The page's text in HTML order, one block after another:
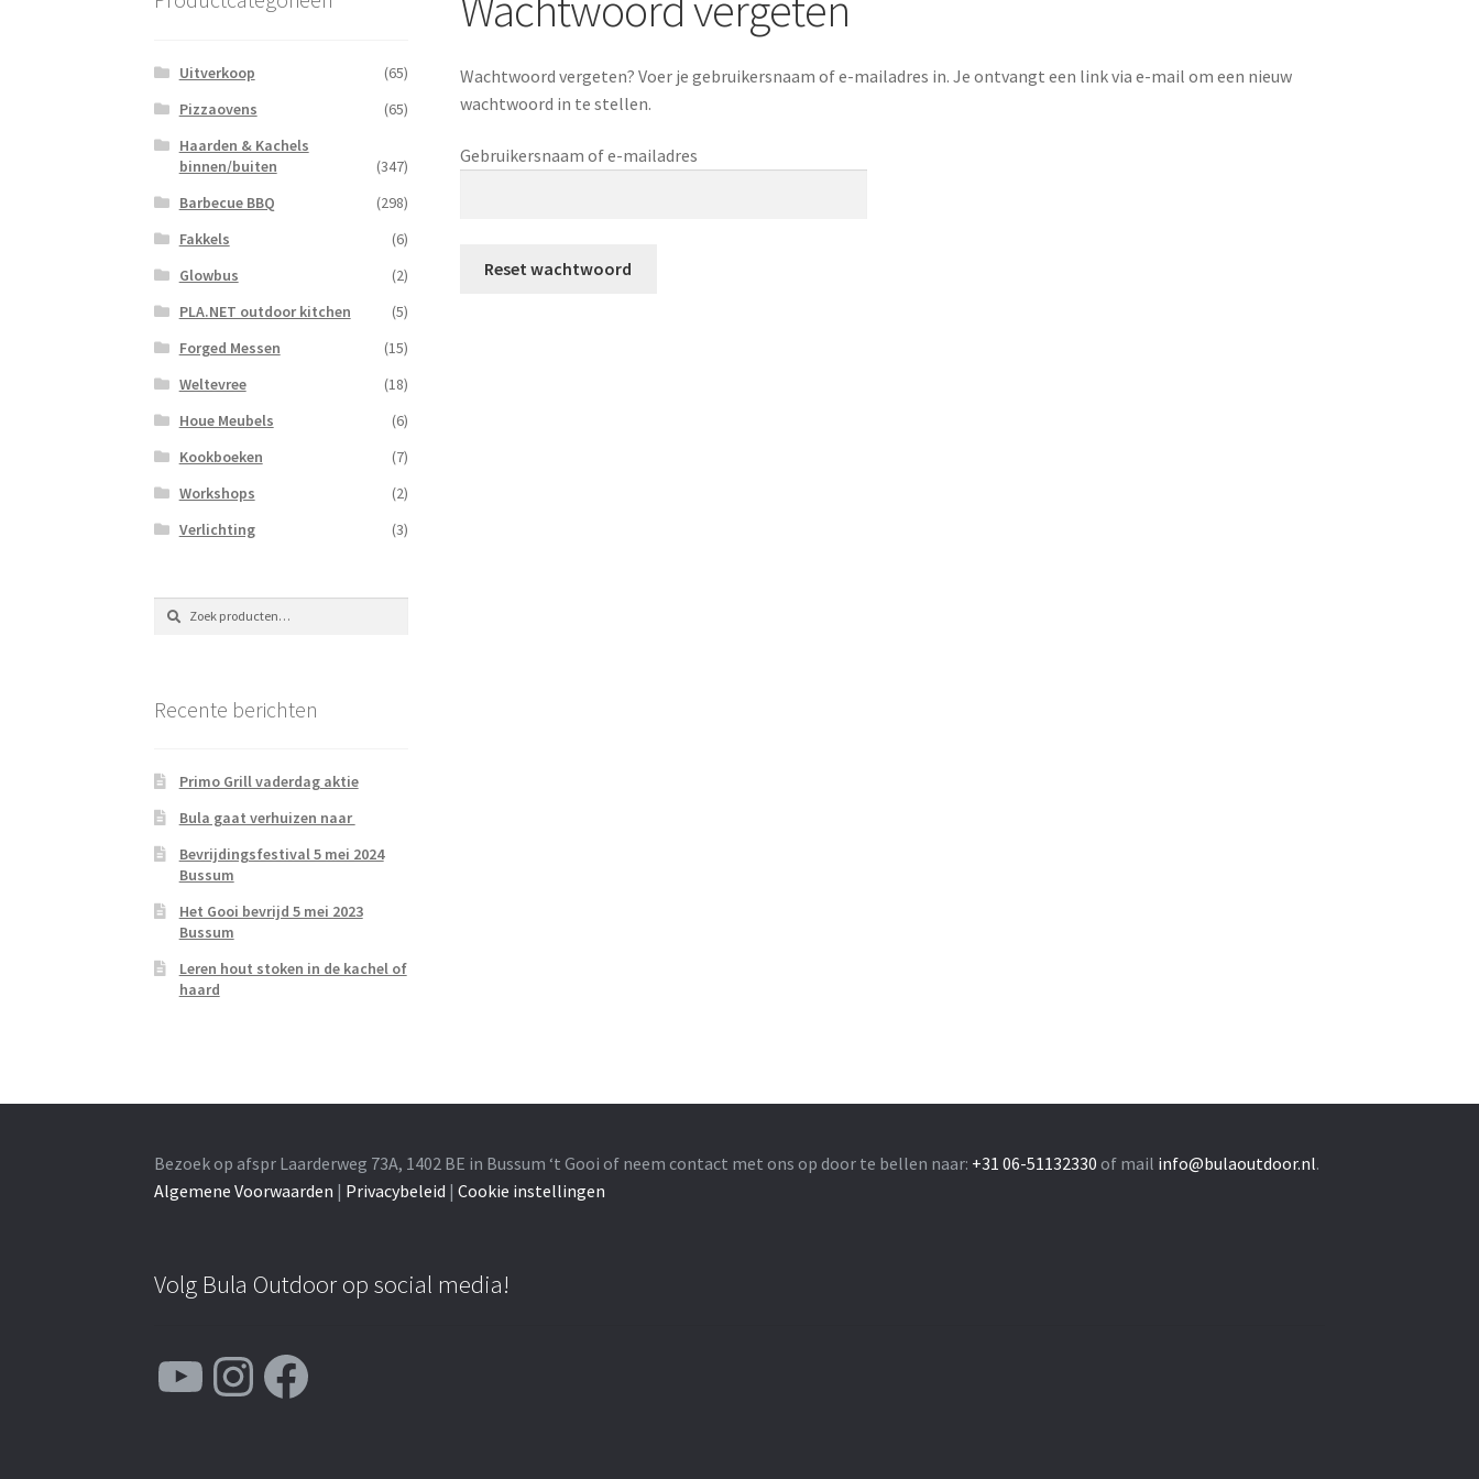
Wachtwoord vergeten? Voer je gebruikersnaam of e-mailadres in. Je ontvangt een link via e-mail om een nieuw
wachtwoord in te stellen.
Gebruikersnaam of e-mailadres
Reset wachtwoord
Uitverkoop
(65)
Pizzaovens
(65)
Haarden & Kachels
binnen/buiten
(347)
Barbecue BBQ
(298)
Fakkels
(6)
Glowbus
(2)
PLA.NET outdoor kitchen
(5)
Forged Messen
(15)
Weltevree
(18)
Houe Meubels
(6)
Kookboeken
(7)
Workshops
(2)
Verlichting
(3)
Zoeken
naar:
Zoeken
Recente berichten
Primo Grill vaderdag aktie
Bula gaat verhuizen naar
Bevrijdingsfestival 5 mei 2024
Bussum
Het Gooi bevrijd 5 mei 2023
Bussum
Leren hout stoken in de kachel of
haard
Bezoek op afspr Laarderweg 73A, 1402 BE in Bussum ‘t Gooi of neem contact met ons op door te bellen naar: +31 06-51132330of mail info@bulaoutdoor.nl.
Algemene Voorwaarden | Privacybeleid |Cookie instellingen
Volg Bula Outdoor op social media!
YouTube Instagram Facebook